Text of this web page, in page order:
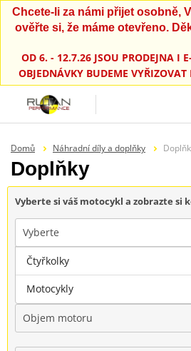
Chcete-li za námi přijet osobně,
ověřte si, že máme otevřeno.
OD 6. - 12.7.26 JSOU PRODEJNA I
OBJEDNÁVKY BUDEME
Domů Náhradní díly a doplňky
Doplňky
Vyberte si váš motocykl a zobrazte si
Vyberte
Značka
Objem motoru
Čtyřkolky
Motocykly